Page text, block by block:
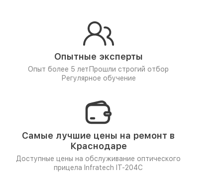
Опытные эксперты
Опыт более 5 лет Прошли строгий отбор
Регулярное обучение
Самые лучшие цены на ремонт в
Краснодаре
Доступные цены на обслуживание оптического
прицела Infratech IT-204C